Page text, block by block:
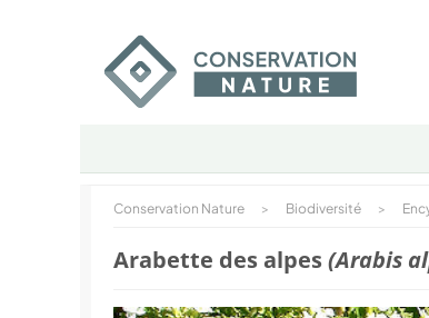
Conservation Nature > Biodiversité >
Arabette des alpes(Arabis